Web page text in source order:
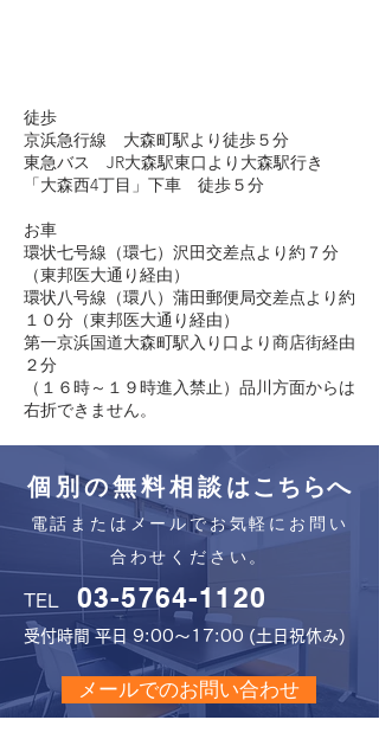
徒歩
京浜急行線 大森町駅より徒歩５分
東急バス JR大森駅東口より大森駅行き
「大森西4丁目」下車 徒歩５分
お車
環状七号線（環七）沢田交差点より約７分
（東邦医大通り経由）
環状八号線（環八）蒲田郵便局交差点より約
１０分（東邦医大通り経由）
第一京浜国道大森町駅入り口より商店街経由
２分
（１６時～１９時進入禁止）品川方面からは
右折できません。
個別の無料相談 は こちらへ
電話またはメールでお気軽にお問い
合わせ ください。
TEL 03-5764-1120
受付時間 平日 9:00～1 7:00 (土日祝休み)
メールでのお問い合わせ